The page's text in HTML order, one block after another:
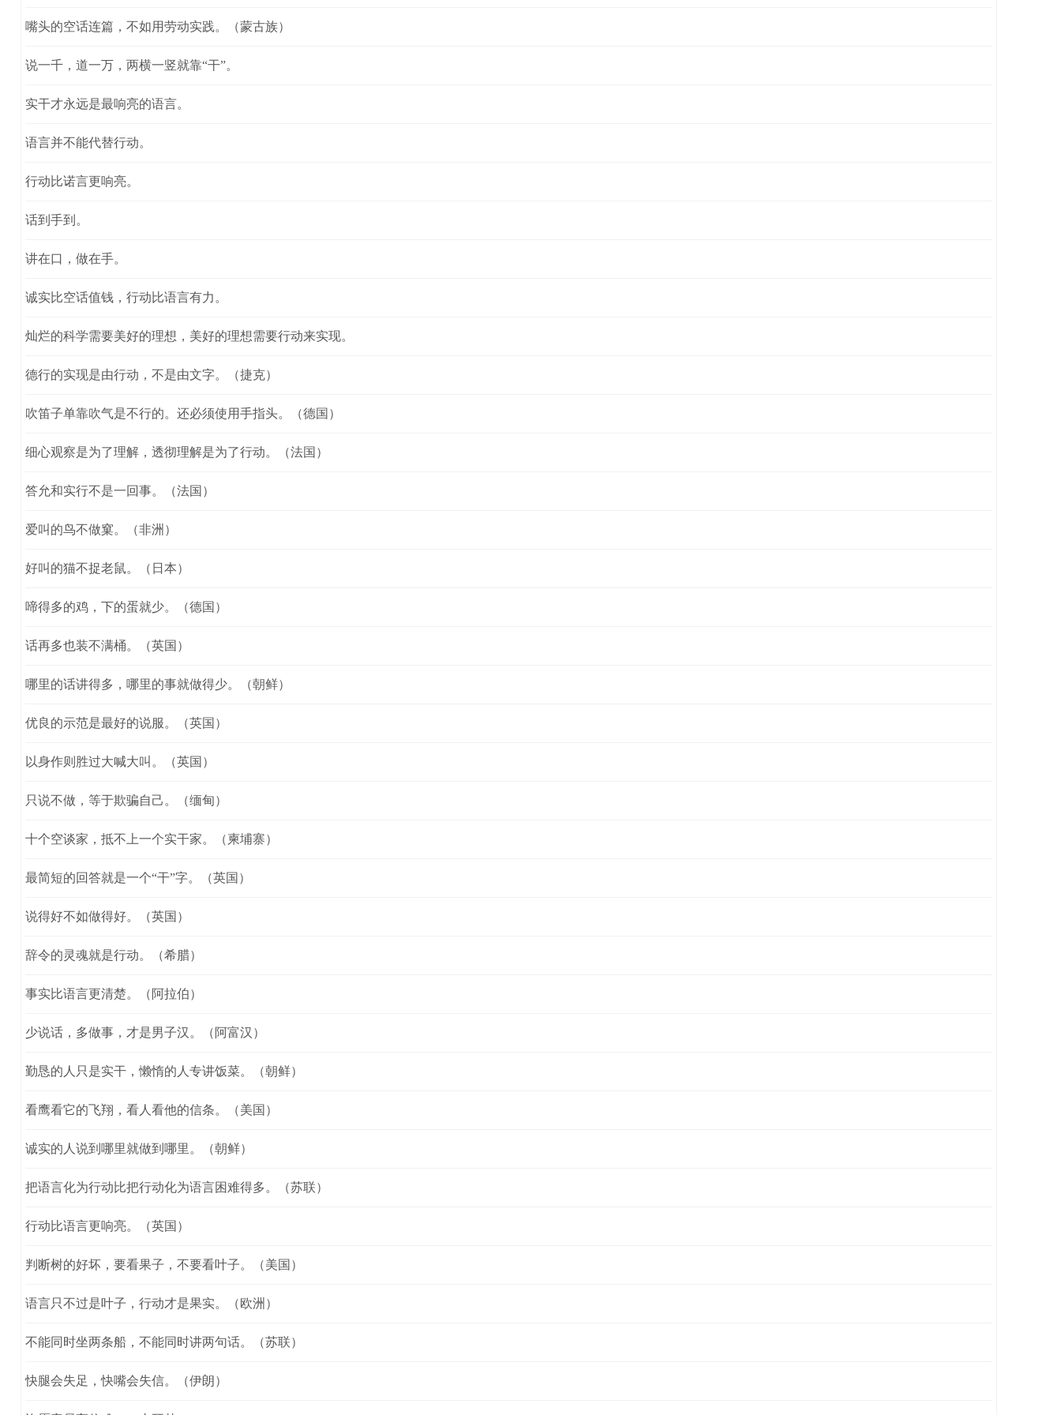
嘴头的空话连篇，不如用劳动实践。（蒙古族）
说一千，道一万，两横一竖就靠“干”。
实干才永远是最响亮的语言。
语言并不能代替行动。
行动比诺言更响亮。
话到手到。
讲在口，做在手。
诚实比空话值钱，行动比语言有力。
灿烂的科学需要美好的理想，美好的理想需要行动来实现。
德行的实现是由行动，不是由文字。（捷克）
吹笛子单靠吹气是不行的。还必须使用手指头。（德国）
细心观察是为了理解，透彻理解是为了行动。（法国）
答允和实行不是一回事。（法国）
爱叫的鸟不做窠。（非洲）
好叫的猫不捉老鼠。（日本）
啼得多的鸡，下的蛋就少。（德国）
话再多也装不满桶。（英国）
哪里的话讲得多，哪里的事就做得少。（朝鲜）
优良的示范是最好的说服。（英国）
以身作则胜过大喊大叫。（英国）
只说不做，等于欺骗自己。（缅甸）
十个空谈家，抵不上一个实干家。（柬埔寨）
最简短的回答就是一个“干”字。（英国）
说得好不如做得好。（英国）
辞令的灵魂就是行动。（希腊）
事实比语言更清楚。（阿拉伯）
少说话，多做事，才是男子汉。（阿富汉）
勤恳的人只是实干，懒惰的人专讲饭菜。（朝鲜）
看鹰看它的飞翔，看人看他的信条。（美国）
诚实的人说到哪里就做到哪里。（朝鲜）
把语言化为行动比把行动化为语言困难得多。（苏联）
行动比语言更响亮。（英国）
判断树的好坏，要看果子，不要看叶子。（美国）
语言只不过是叶子，行动才是果实。（欧洲）
不能同时坐两条船，不能同时讲两句话。（苏联）
快腿会失足，快嘴会失信。（伊朗）